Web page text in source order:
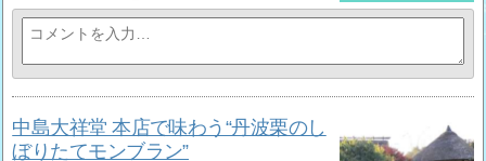
中島大祥堂 本店で味わう“丹波栗のし
ぼりたてモンブラン”